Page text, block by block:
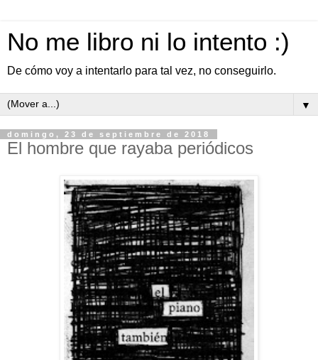
No me libro ni lo intento :)
De cómo voy a intentarlo para tal vez, no conseguirlo.
▼
domingo, 23 de septiembre de 2018
El hombre que rayaba periódicos